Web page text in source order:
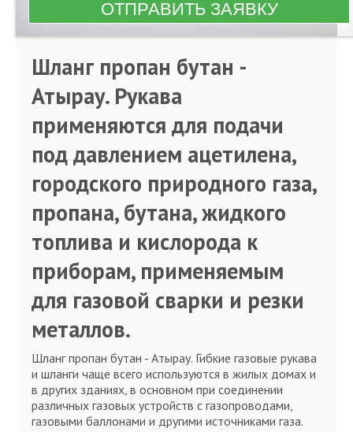
Шланг пропан бутан -
Атырау. Рукава
применяются для подачи
под давлением ацетилена,
городского природного газа,
пропана, бутана, жидкого
топлива и кислорода к
приборам, применяемым
для газовой сварки и резки
металлов.
Шланг пропан бутан - Атырау. Гибкие газовые рукава
и шланги чаще всего используются в жилых домах и
в других зданиях, в основном при соединении
различных газовых устройств с газопроводами,
газовыми баллонами и другими источниками газа.